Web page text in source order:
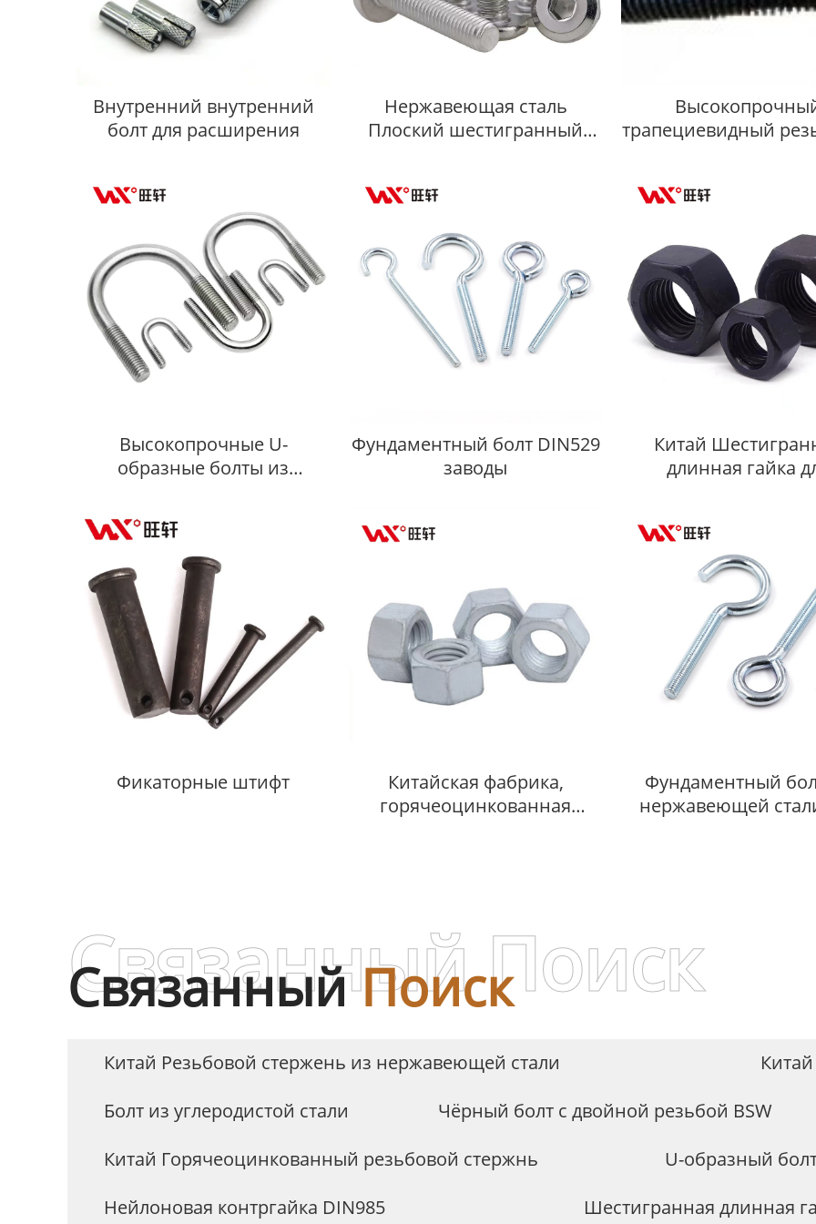
Внутренний внутренний
болт для расширения
Нержавеющая сталь
Плоский шестигранный
углублением под ключ
трапециевидный
Высокопрочные U-
образные болты из
Фундаментный болт DIN529
заводы
Китай
длинная гайка
Фикаторные штифт
Китайская фабрика,
горячеоцинкованная
Фундаментный
нержавеющей
СвязанныйПоиск
Связанный Поиск
Китай Резьбовой стержень из нержавеющей стали
Болт из углеродистой стали
Чёрный болт с двойной резьбой BSW
Китай Горячеоцинкованный резьбовой стержнь
U-образный
Нейлоновая контргайка DIN985
Шестигранная длинная